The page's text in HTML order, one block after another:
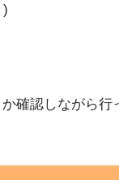
)
確認しながら行